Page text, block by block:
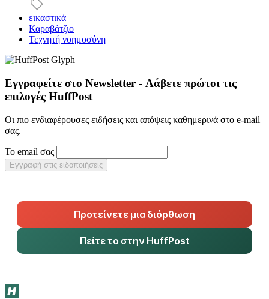
εικαστικά
Καραβάτζιο
Τεχνητή νοημοσύνη
Εγγραφείτε στο Newsletter - Λάβετε πρώτοι τις
επιλογές HuffPost
Οι πιο ενδιαφέρουσες ειδήσεις και απόψεις καθημερινά στο e-mail
σας.
Το email σας
Εγγραφή στις ειδοποιήσεις
Προτείνετε μια διόρθωση
Πείτε το στην HuffPost